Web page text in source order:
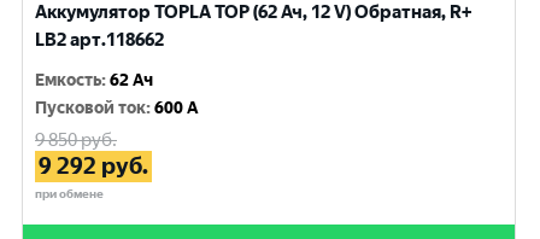
Аккумулятор TOPLA TOP (62 Ач, 12 V) Обратная, R+
LB2 арт.118662
Емкость:62 Ач
Пусковой ток:600 A
9 850руб.
9 292 руб.
при обмене